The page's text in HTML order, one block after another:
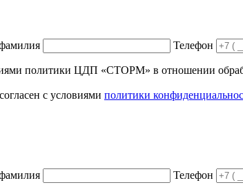
Телефон
политики ЦДП «СТОРМ» в отношении
с условиями политики
Телефон